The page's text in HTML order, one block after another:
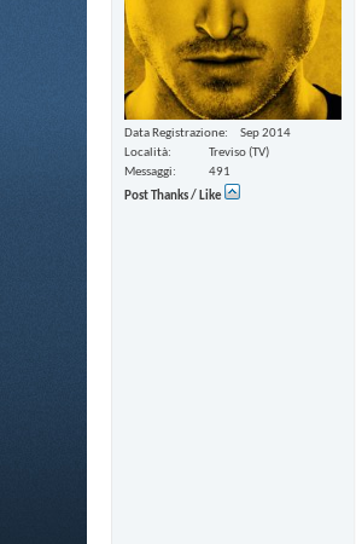
Data Registrazione
Sep 2014
Località
Treviso (TV)
Messaggi
491
Post Thanks / Like